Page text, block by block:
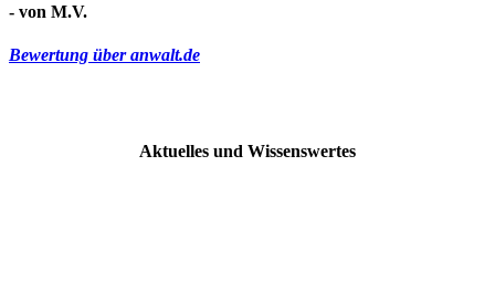
- von M.V.
Bewertung über anwalt.de
Aktuelles und Wissenswertes